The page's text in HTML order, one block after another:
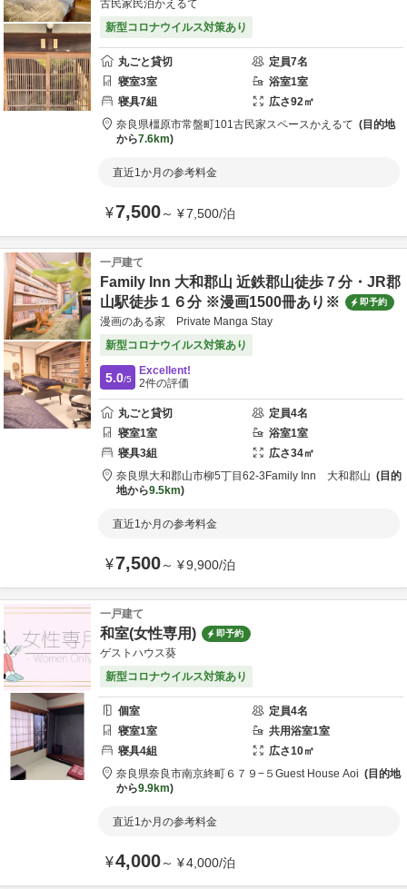
古民家民泊かえるて
新型コロナウイルス対策あり
丸ごと貸切 定員7名
寝室3室 浴室1室
寝具7組 広さ92㎡
奈良県橿原市常盤町101古民家スペースかえるて
目的地
から7.6km
直近1か月の参考料金
¥7,500～ ¥7,500/泊
一戸建て
Family Inn 大和郡山 近鉄郡山徒歩７分・JR郡
山駅徒歩１６分 ※漫画1500冊あり※
即予約
漫画のある家 Private Manga Stay
新型コロナウイルス対策あり
5.0/5
Excellent!
2件の評価
丸ごと貸切 定員4名
寝室1室 浴室1室
寝具3組 広さ34㎡
奈良県大和郡山市柳5丁目62-3 Family Inn 大和郡山
目的
地から9.5km
直近1か月の参考料金
¥7,500～ ¥9,900/泊
一戸建て
和室(女性専用) 即予約
ゲストハウス葵
新型コロナウイルス対策あり
個室 定員4名
寝室1室 共用浴室1室
寝具4組 広さ10㎡
奈良県奈良市南京終町６７９−５ Guest House Aoi
目的地
から9.9km
直近1か月の参考料金
¥4,000～ ¥4,000/泊